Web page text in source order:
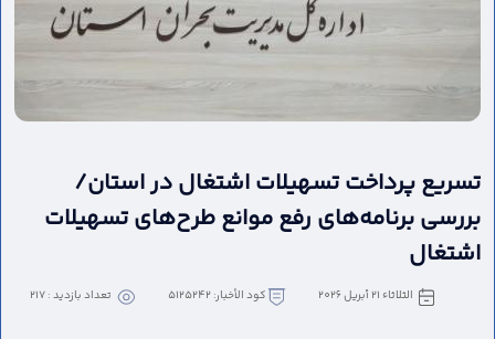
تسریع پرداخت تسهیلات اشتغال در استان/
بررسی برنامه‌های رفع موانع طرح‌های تسهیلات
اشتغال
الثلاثاء ٢١ أبريل ٢٠٢٦ كود الأخبار: 5125242 تعداد بازدید : 217